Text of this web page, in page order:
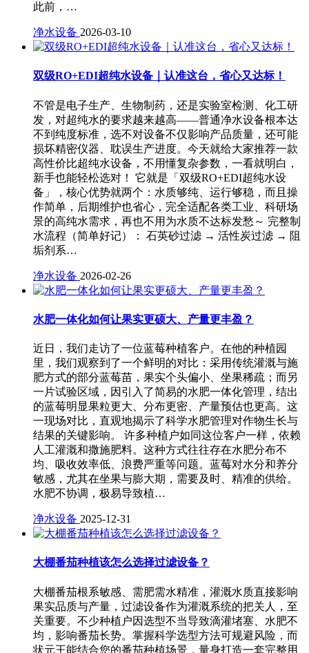
此前，…
净水设备 2026-03-10
双级RO+EDI超纯水设备｜认准这台，省心又达标！
不管是电子生产、生物制药，还是实验室检测、化工研
发，对超纯水的要求越来越高——普通净水设备根本达
不到纯度标准，选不对设备不仅影响产品质量，还可能
损坏精密仪器、耽误生产进度。今天就给大家推荐一款
高性价比超纯水设备，不用懂复杂参数，一看就明白，
新手也能轻松选对！ 它就是「双级RO+EDI超纯水设
备」，核心优势就两个：水质够纯、运行够稳，而且操
作简单，后期维护也省心，完全适配各类工业、科研场
景的高纯水需求，再也不用为水质不达标发愁～ 完整制
水流程（简单好记）： 石英砂过滤 → 活性炭过滤 → 阻
垢剂系…
净水设备 2026-02-26
水肥一体化如何让果实更硕大、产量更丰盈？
近日，我们走访了一位蓝莓种植客户。在他的种植园
里，我们观察到了一个鲜明的对比：采用传统灌溉与施
肥方式的部分蓝莓苗，果实个头偏小、坐果稀疏；而另
一片试验区域，因引入了简易的水肥一体化管理，结出
的蓝莓明显果粒更大、分布更密、产量预估也更高。这
一现场对比，直观地揭示了科学水肥管理对作物生长与
结果的关键影响。 许多种植户如同这位客户一样，依赖
人工灌溉和撒施肥料。这种方式往往存在水肥分布不
均、吸收效率低、浪费严重等问题。蓝莓对水分和养分
敏感，尤其在坐果与膨大期，需要及时、精准的供给。
水肥不协调，极易导致植…
净水设备 2025-12-31
大棚番茄种植该怎么选择过滤设备？
大棚番茄根系敏感、需肥需水精准，灌溉水质直接影响
果实品质与产量，过滤设备作为灌溉系统的把关人，至
关重要。不少种植户因选型不当导致滴灌堵塞、水肥不
均，影响番茄长势。掌握科学选型方法可规避风险，而
状元王能结合您的番茄种植场景，量身打造一套完整用